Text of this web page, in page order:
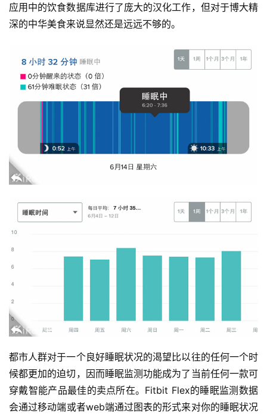
察
训
练
频
用
选
动
集
应用中的饮食数据库进行了庞大的汉化工作，但对于博大精
深的中华美食来说显然还是远远不够的。
都市人群对于一个良好睡眠状况的渴望比以往的任何一个时
候都更加的迫切，因而睡眠监测功能成为了当前任何一款可
穿戴智能产品最佳的卖点所在。Fitbit Flex的睡眠监测数据
会通过移动端或者web端通过图表的形式来对你的睡眠状况